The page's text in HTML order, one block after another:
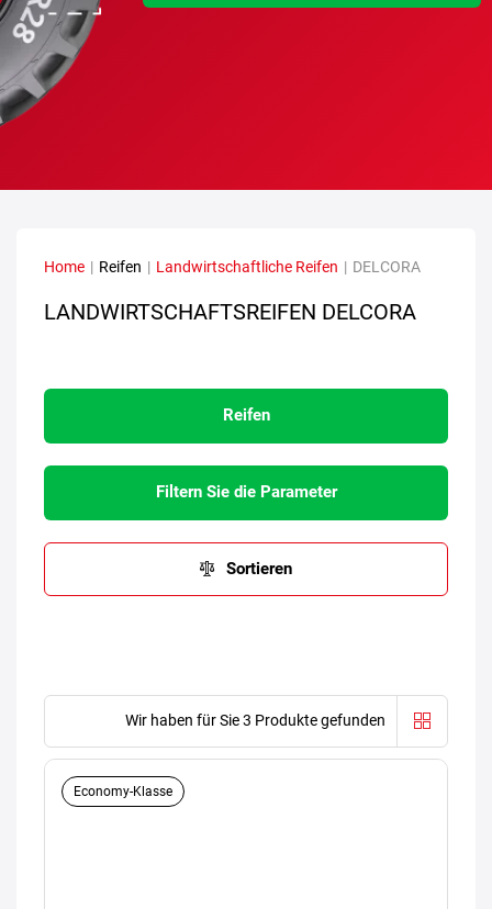
Home | Reifen | Landwirtschaftliche Reifen | DELCORA
LANDWIRTSCHAFTSREIFEN DELCORA
Reifen
Filtern Sie die Parameter
Sortieren
Wir haben für Sie 3 Produkte gefunden
Economy-Klasse